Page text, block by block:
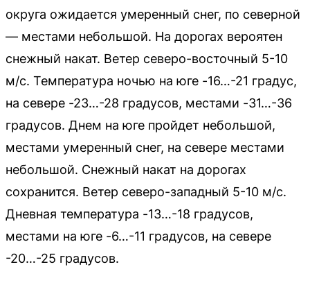
округа ожидается умеренный снег, по северной
— местами небольшой. На дорогах вероятен
снежный накат. Ветер северо-восточный 5-10
м/с. Температура ночью на юге -16…-21 градус,
на севере -23…-28 градусов, местами -31…-36
градусов. Днем на юге пройдет небольшой,
местами умеренный снег, на севере местами
небольшой. Снежный накат на дорогах
сохранится. Ветер северо-западный 5-10 м/с.
Дневная температура -13…-18 градусов,
местами на юге -6…-11 градусов, на севере
-20…-25 градусов.